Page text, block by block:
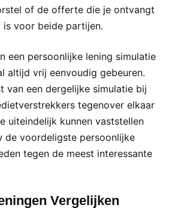
of de offerte die je ontvangt
voor beide partijen.
een persoonlijke lening simulatie
altijd vrij eenvoudig gebeuren.
van een dergelijke simulatie bij
tegenover elkaar
uiteindelijk kunnen vaststellen
de voordeligste persoonlijke
tegen de meest interessante
Vergelijken